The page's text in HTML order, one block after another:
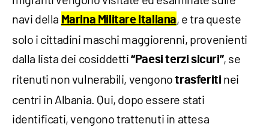
navi della Marina Militare Italiana, e tra queste
solo i cittadini maschi maggiorenni, provenienti
dalla lista dei cosiddetti“Paesi terzi sicuri”, se
ritenuti non vulnerabili, vengono trasferiti nei
centri in Albania. Qui, dopo essere stati
identificati, vengono trattenuti in attesa